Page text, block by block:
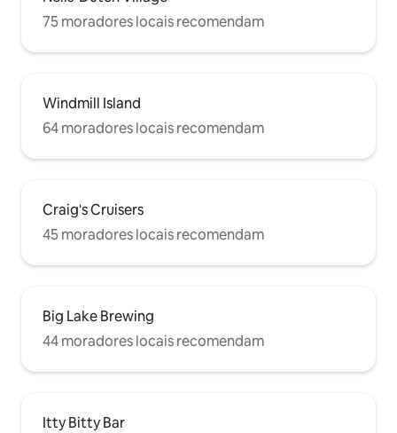
75 moradores locais recomendam
Windmill Island
64 moradores locais recomendam
Craig's Cruisers
45 moradores locais recomendam
Big Lake Brewing
44 moradores locais recomendam
Itty Bitty Bar